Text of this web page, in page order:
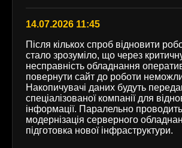
14.07.2026 11:45
Після кількох спроб відновити
стало зрозуміло, що через
несправність обладнання
повернути сайт до роботи
Накопичувачі даних будуть
спеціалізованої компанії для
інформації. Паралельно
модернізація серверного
підготовка нової інфраструктури.